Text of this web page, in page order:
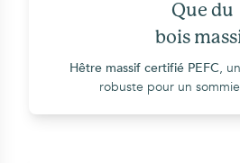
Que du
bois
Hêtre massif certifié PEFC,
robuste pour un